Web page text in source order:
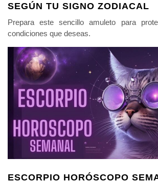
SEGÚN TU SIGNO ZODIACAL
Prepara este sencillo amuleto para
condiciones que deseas.
ESCORPIO HORÓSCOPO